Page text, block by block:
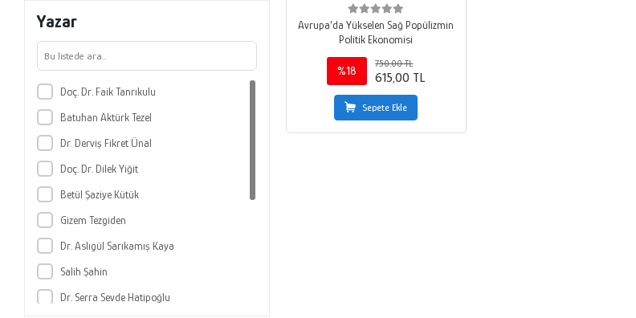
Yazar
Doç. Dr. Faik Tanrıkulu
Batuhan Aktürk Tezel
Dr. Derviş Fikret Ünal
Doç. Dr. Dilek Yiğit
Betül Şaziye Kütük
Gizem Tezgiden
Dr. Aslıgül Sarıkamış Kaya
Salih Şahin
Dr. Serra Sevde Hatipoğlu
Avrupa’da Yükselen Sağ Popülizmin
Politik Ekonomisi
%18
750,00 TL
615,00 TL
Sepete Ekle